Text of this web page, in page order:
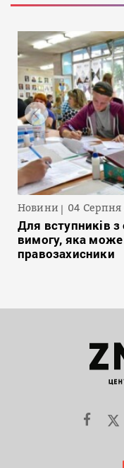
Новини 04 Серпня
Для вступників з
вимогу, яка може
правозахисники